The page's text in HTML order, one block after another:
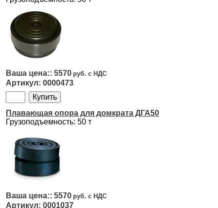
5570
0000473
Плавающая опора для домкрата ДГА50
Грузоподъемность: 50 т
5570
0001037